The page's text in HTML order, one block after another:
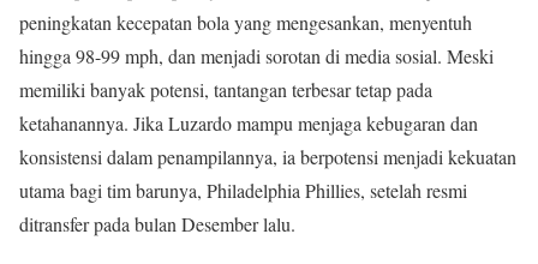
peningkatan kecepatan bola yang mengesankan, menyentuh
hingga 98-99 mph, dan menjadi sorotan di media sosial. Meski
memiliki banyak potensi, tantangan terbesar tetap pada
ketahanannya. Jika Luzardo mampu menjaga kebugaran dan
konsistensi dalam penampilannya, ia berpotensi menjadi kekuatan
utama bagi tim barunya, Philadelphia Phillies, setelah resmi
ditransfer pada bulan Desember lalu.